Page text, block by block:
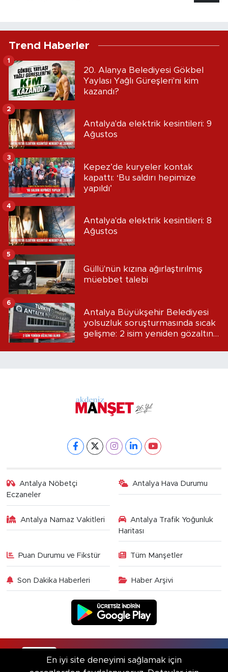
Trend Haberler
20. Alanya Belediyesi Gökbel
Yaylası Yağlı Güreşleri'ni kim
kazandı?
1
Antalya'da elektrik kesintileri: 9
Ağustos
2
Kepez’de kuryeler kontak
kapattı: ‘Bu saldırı hepimize
yapıldı’
3
Antalya'da elektrik kesintileri: 8
Ağustos
4
Güllü'nün kızına ağırlaştırılmış
müebbet talebi
5
Antalya Büyükşehir Belediyesi
yolsuzluk soruşturmasında sıcak
gelişme: 2 isim yeniden gözaltına
6
Antalya Nöbetçi
Eczaneler
Antalya Hava Durumu
Antalya Namaz Vakitleri
Antalya Trafik Yoğunluk
Haritası
Puan Durumu ve Fikstür Tüm Manşetler
Son Dakika Haberleri Haber Arşivi
En iyi site deneyimi sağlamak için